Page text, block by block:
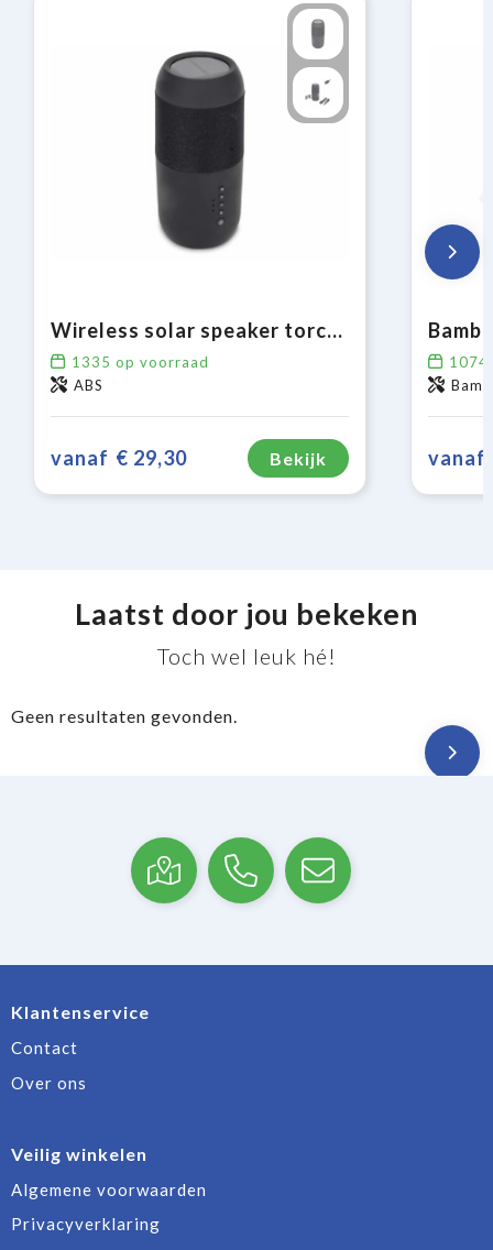
Wireless solar speaker torch 2x5W IPX6
1335 op voorraad
ABS
vanaf € 29,30 Bekijk
1074
vanaf
Laatst door jou bekeken
Toch wel leuk hé!
Geen resultaten gevonden.
Klantenservice
Contact
Over ons
Veilig winkelen
Algemene voorwaarden
Privacyverklaring